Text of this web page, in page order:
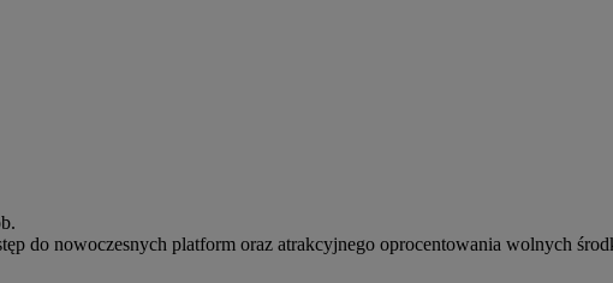
do nowoczesnych platform oraz atrakcyjnego oprocentowania wolnych